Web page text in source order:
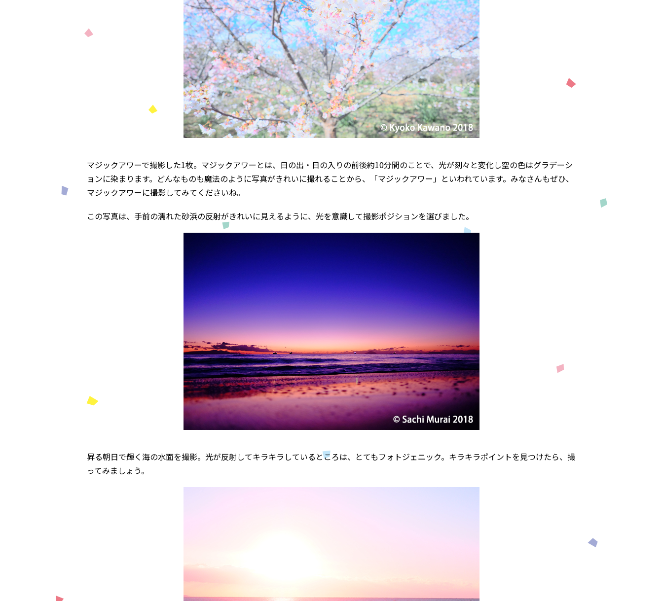
マジックアワーで撮影した1枚。マジックアワーとは、日の出・日の入りの前後約10分間のことで、光が刻々と変化し空の色はグラデーシ
ョンに染まります。どんなものも魔法のように写真がきれいに撮れることから、「マジックアワー」といわれています。みなさんもぜひ、
マジックアワーに撮影してみてくださいね。
この写真は、手前の濡れた砂浜の反射がきれいに見えるように、光を意識して撮影ポジションを選びました。
昇る朝日で輝く海の水面を撮影。光が反射してキラキラしているところは、とてもフォトジェニック。キラキラポイントを見つけたら、撮
ってみましょう。